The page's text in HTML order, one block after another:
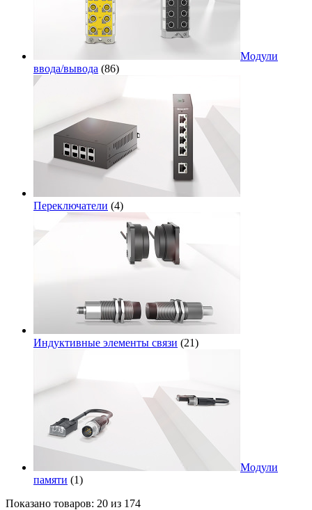
Модули
ввода/вывода (86)
Переключатели (4)
Индуктивные элементы связи (21)
Модули
памяти (1)
Показано товаров: 20 из 174